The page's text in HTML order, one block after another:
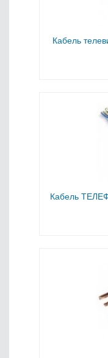
Кабель
Кабель